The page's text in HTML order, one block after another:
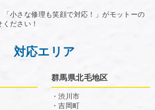
小さな修理も笑顔で対応！」がモットーの
ださい！
対応エリア
群馬県北毛地区
・渋川市
・吉岡町